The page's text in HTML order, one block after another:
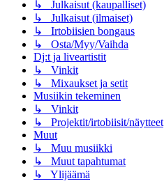
↳ Julkaisut (kaupalliset)
↳ Julkaisut (ilmaiset)
↳ Irtobiisien bongaus
↳ Osta/Myy/Vaihda
Dj:t ja liveartistit
↳ Vinkit
↳ Mixaukset ja setit
Musiikin tekeminen
↳ Vinkit
↳ Projektit/irtobiisit/näytteet
Muut
↳ Muu musiikki
↳ Muut tapahtumat
↳ Ylijäämä